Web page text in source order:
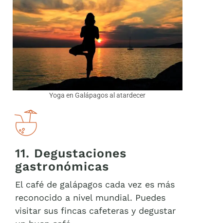
Yoga en Galápagos al atardecer
11. Degustaciones
gastronómicas
El café de galápagos cada vez es más
reconocido a nivel mundial. Puedes
visitar sus fincas cafeteras y degustar